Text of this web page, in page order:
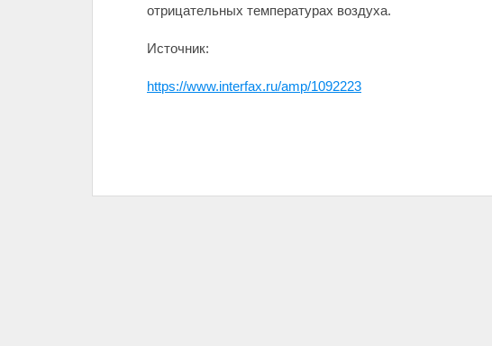
отрицательных температурах воздуха.
Источник:
https://www.interfax.ru/amp/1092223